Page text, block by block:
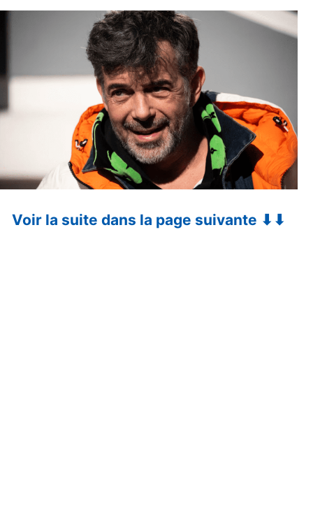
Voir la suite dans la page suivante ⬇⬇